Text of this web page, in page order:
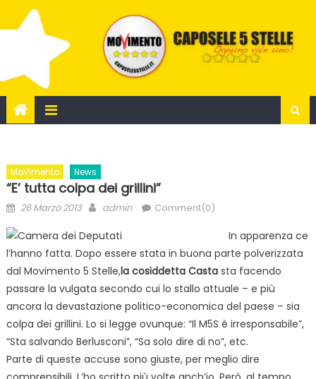
to
MoVimento News
“E’ tutta colpa dei grillini”
Posted
26 Marzo 2013 Author
admin Comment(0)
In apparenza ce
l’hanno fatta. Dopo essere stata in buona parte polverizzata
dal Movimento 5 Stelle,la cosiddetta Castasta facendo
passare la vulgata secondo cui lo stallo attuale – e più
ancora la devastazione politico-economica del paese – sia
colpa dei grillini. Lo si legge ovunque: “Il M5S è irresponsabile”,
“Sta salvando Berlusconi”, “Sa solo dire di no”, etc.
Parte di queste accuse sono giuste, per meglio dire